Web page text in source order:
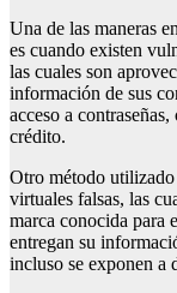
Una de las maneras
es cuando existen
las cuales son
información de sus
acceso a
crédito.
Otro método
virtuales falsas, las
marca conocida para
entregan su
incluso se exponen a